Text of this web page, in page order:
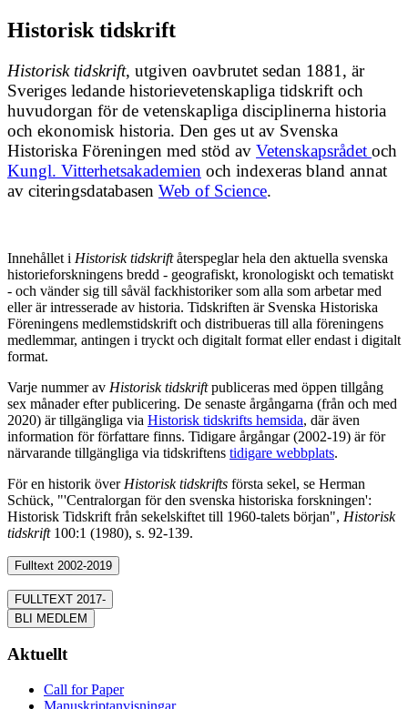
Historisk tidskrift
Historisk tidskrift, utgiven oavbrutet sedan 1881, är
Sveriges ledande historievetenskapliga tidskrift och
huvudorgan för de vetenskapliga disciplinerna historia
och ekonomisk historia. Den ges ut av Svenska
Historiska Föreningen med stöd av Vetenskapsrådet och
Kungl. Vitterhetsakademien och indexeras bland annat
av citeringsdatabasen Web of Science.
Innehållet i Historisk tidskriftåterspeglar hela den aktuella svenska
historieforskningens bredd - geografiskt, kronologiskt och tematiskt
- och vänder sig till såväl fackhistoriker som alla som arbetar med
eller är intresserade av historia. Tidskriften är Svenska Historiska
Föreningens medlemstidskrift och distribueras till alla föreningens
medlemmar, antingen i tryckt och digitalt format eller endast i digitalt
format.
Varje nummer av Historisk tidskriftpubliceras med öppen tillgång
sex månader efter publicering. De senaste årgångarna (från och med
2020) är tillgängliga via Historisk tidskrifts hemsida, där även
information för författare finns. Tidigare årgångar (2002-19) är för
närvarande tillgängliga via tidskriftens tidigare webbplats.
För en historik över Historisk tidskrifts första sekel, se Herman
Schück, "'Centralorgan för den svenska historiska forskningen':
Historisk Tidskrift från sekelskiftet till 1960-talets början", Historisk
tidskrift100:1 (1980), s. 92-139.
Fulltext 2002-2019
FULLTEXT 2017-
BLI MEDLEM
Aktuellt
Call for Paper